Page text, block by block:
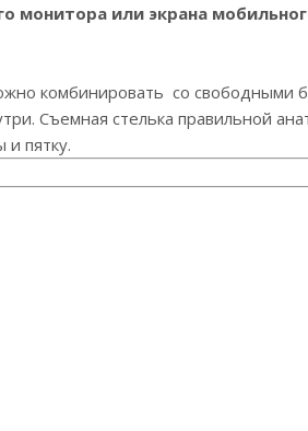
монитора или экрана
комбинировать со свободными
Съемная стелька правильной
пятку.